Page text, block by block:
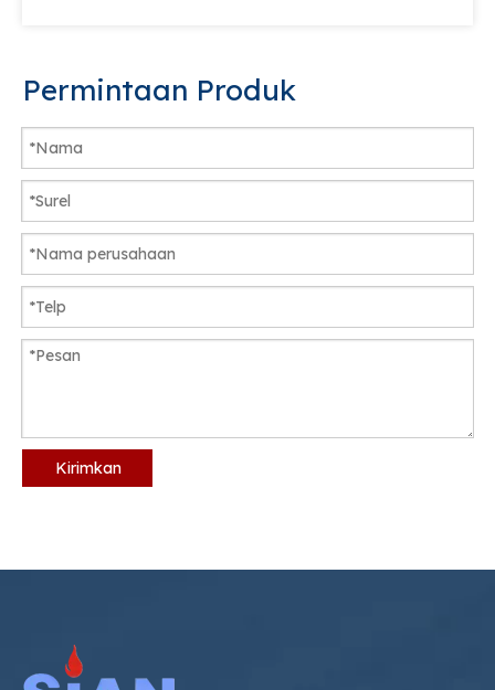
Permintaan Produk
Kirimkan